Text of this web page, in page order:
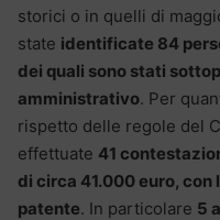
storici o in quelli di
state identificate 84
dei quali sono stati
amministrativo. Per
rispetto delle regole del
effettuate 41
di circa 41.000 euro, con
patente. In particolare 5